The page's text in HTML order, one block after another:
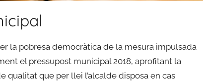
la pobresa democràtica de la mesura impulsada
el pressupost municipal 2018, aprofitant la
qualitat que per llei l’alcalde disposa en cas